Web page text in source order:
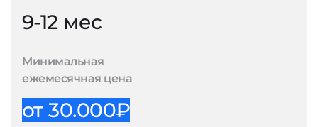
9-12 мес
Минимальная
ежемесячная цена
от 30.000₽